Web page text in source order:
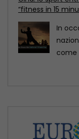
terrazzate del
Al
della
sud-